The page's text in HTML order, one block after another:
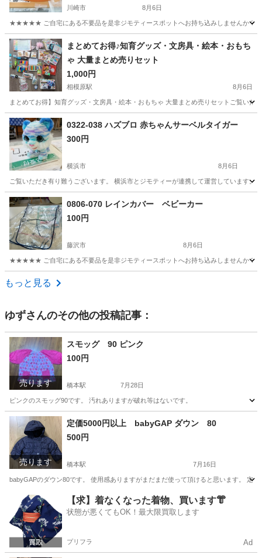
川崎市 8月6日
★★★★★ ご自宅にある不要品を是非ジモティースポットへお持ち込みしませんか？
神奈川 川崎市 キッズ用品 現地
まとめてお得♪知育グッズ・文房具・絵本・おもち
ゃ 大量まとめ売りセット ​
1,000円
相模原駅 8月6日
まとめてお得】知育グッズ・文房具・絵本・おもちゃ 大量まとめ売りセット ​ ​ご覧い
神奈川 相模原市 その他 文房具
0322-038 ハズブロ 赤ちゃんサーベルタイガー
300円
横浜市 8月6日
ご覧いただき有り難うございます。 横浜市とジモティーが連携して運営しています
神奈川 横浜市 リユース
0806-070 レインカバー ベビーカー
100円
藤沢市 8月6日
★★★★★ ご自宅にある不要品を是非ジモティースポットへお持ち込みしませんか？
神奈川 藤沢市
もっと見る
ゆずさんのその他の投稿記事：
売ります
スモッグ 90 ピンク
100円
橋本駅 7月28日
ピンクのスモッグ90です。 汚れありますが破れ等はないです。
神奈川 相模原市 橋本駅 ベビー用品 ピンク
売ります
定価5000円以上 babyGAP ダウン 80
500円
橋本駅 7月16日
babyGAPのダウン80です。 使用感ありますがまだまだ使って頂けると思います。 定価
神奈川 相模原市 橋本駅 ベビー用品
【求】着なくなった着物、買います👘
状態が悪くてもOK！最大限買取します
プリフラ Ad